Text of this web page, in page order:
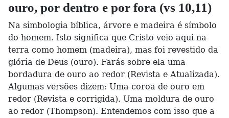
ouro, por dentro e por fora (vs 10,11)
Na simbologia bíblica, árvore e madeira é símbolo
do homem. Isto significa que Cristo veio aqui na
terra como homem (madeira), mas foi revestido da
glória de Deus (ouro). Farás sobre ela uma
bordadura de ouro ao redor (Revista e Atualizada).
Algumas versões dizem: Uma coroa de ouro em
redor (Revista e corrigida). Uma moldura de ouro
ao redor (Thompson). Entendemos com isso que a